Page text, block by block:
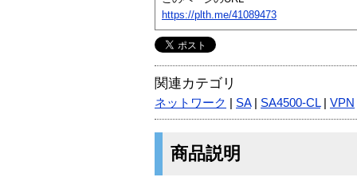
https://plth.me/41089473
関連カテゴリ
ネットワーク SA| SA4500-CL| VPN
商品説明